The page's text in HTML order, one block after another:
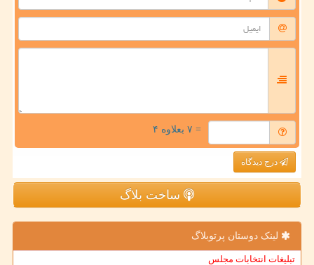
= ۷ بعلاوه ۴
درج دیدگاه
ساخت بلاگ
لینک دوستان پرتوبلاگ
تبلیغات انتخابات مجلس